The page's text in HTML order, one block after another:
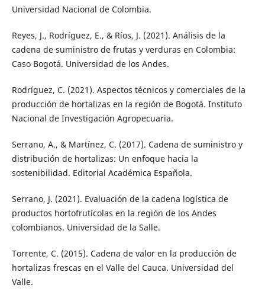
Universidad Nacional de Colombia.
Reyes, J., Rodríguez, E., & Ríos, J. (2021). Análisis de la
cadena de suministro de frutas y verduras en Colombia:
Caso Bogotá. Universidad de los Andes.
Rodríguez, C. (2021). Aspectos técnicos y comerciales de la
producción de hortalizas en la región de Bogotá. Instituto
Nacional de Investigación Agropecuaria.
Serrano, A., & Martínez, C. (2017). Cadena de suministro y
distribución de hortalizas: Un enfoque hacia la
sostenibilidad. Editorial Académica Española.
Serrano, J. (2021). Evaluación de la cadena logística de
productos hortofrutícolas en la región de los Andes
colombianos. Universidad de la Salle.
Torrente, C. (2015). Cadena de valor en la producción de
hortalizas frescas en el Valle del Cauca. Universidad del
Valle.